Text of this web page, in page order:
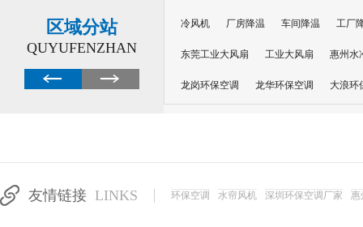
区域分站
QUYUFENZHAN
冷风机 厂房降温 车间降温 工厂
东莞工业大风扇 工业大风扇 惠州水
龙岗环保空调 龙华环保空调 大浪环
友情链接 LINKS 环保空调 水帘风机 深圳环保空调厂家 惠